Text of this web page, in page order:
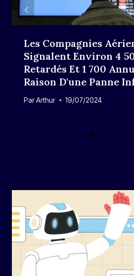
Les Compagnies
Signalent Environ 4
Retardés Et 1 700
Raison D'une Panne
ParArthur 19/07/2024